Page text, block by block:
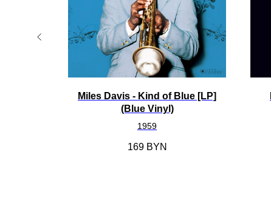
Miles Davis - Kind of Blue [LP]
(Blue Vinyl)
1959
169 BYN